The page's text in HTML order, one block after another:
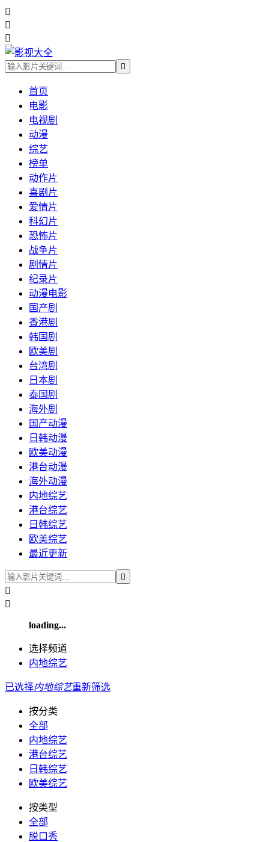




首页
电影
电视剧
动漫
综艺
榜单
动作片
喜剧片
爱情片
科幻片
恐怖片
战争片
剧情片
纪录片
动漫电影
国产剧
香港剧
韩国剧
欧美剧
台湾剧
日本剧
泰国剧
海外剧
国产动漫
日韩动漫
欧美动漫
港台动漫
海外动漫
内地综艺
港台综艺
日韩综艺
欧美综艺
最近更新



loading...
选择频道
内地综艺
已选择内地综艺重新筛选
按分类
全部
内地综艺
港台综艺
日韩综艺
欧美综艺
按类型
全部
脱口秀